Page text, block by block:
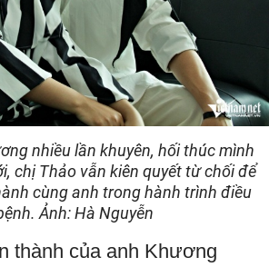
nhiều lần khuyên, hối thúc mình
chị Thảo vẫn kiên quyết từ chối để
cùng anh trong hành trình điều
Ảnh: Hà Nguyễn
thành của anh Khương